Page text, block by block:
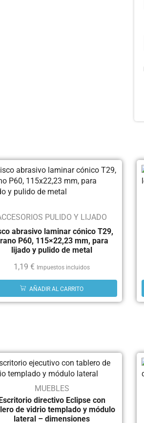
PULIDO Y LIJADO
abrasivo laminar cónico T29,
P60, 115×22,23 mm, para
lijado y pulido de metal
1,19€ Impuestos incluidos
AÑADIR AL CARRITO
MUEBLES
Escritorio directivo Eclipse con
de vidrio templado y módulo
lateral – dimensiones